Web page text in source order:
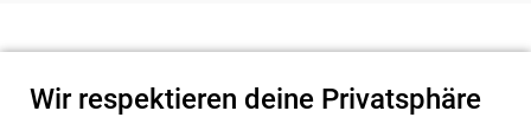
Wir respektieren deine Privatsphäre